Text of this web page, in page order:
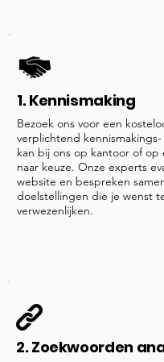
1. Kennismaking
Bezoek ons voor een
verplichtend
kan bij ons op kantoor of op
naar keuze. Onze experts
website en bespreken
doelstellingen die je wenst
verwezenlijken.
2. Zoekwoorden